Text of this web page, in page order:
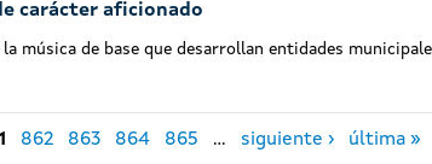
carácter aficionado
música de base que desarrollan entidades
862 863 864 865 … siguiente › última »